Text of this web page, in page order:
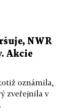
NWR
Akcie
oznámila,
zveřejnila v